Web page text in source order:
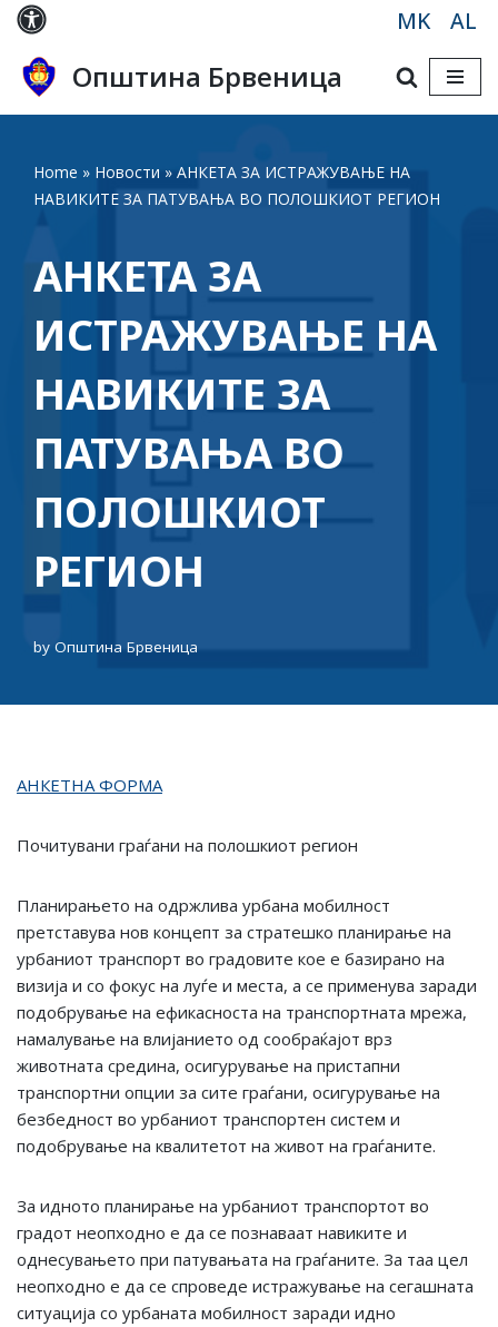
Skip
to
content
MK AL
Општина Брвеница
Home » Новости » АНКЕТА ЗА ИСТРАЖУВАЊЕ НА
НАВИКИТЕ ЗА ПАТУВАЊА ВО ПОЛОШКИОТ РЕГИОН
АНКЕТА ЗА
ИСТРАЖУВАЊЕ НА
НАВИКИТЕ ЗА
ПАТУВАЊА ВО
ПОЛОШКИОТ
РЕГИОН
by Општина Брвеница
АНКЕТНА ФОРМА
Почитувани граѓани на полошкиот регион
Планирањето на одржлива урбана мобилност
претставува нов концепт за стратешко планирање на
урбаниот транспорт во градовите кое е базирано на
визија и со фокус на луѓе и места, а се применува заради
подобрување на ефикасноста на транспортната мрежа,
намалување на влијанието од сообраќајот врз
животната средина, осигурување на пристапни
транспортни опции за сите граѓани, осигурување на
безбедност во урбаниот транспортен систем и
подобрување на квалитетот на живот на граѓаните.
За идното планирање на урбаниот транспортот во
градот неопходно е да се познаваат навиките и
однесувањето при патувањата на граѓаните. За таа цел
неопходно е да се спроведе истражување на сегашната
ситуација со урбаната мобилност заради идно